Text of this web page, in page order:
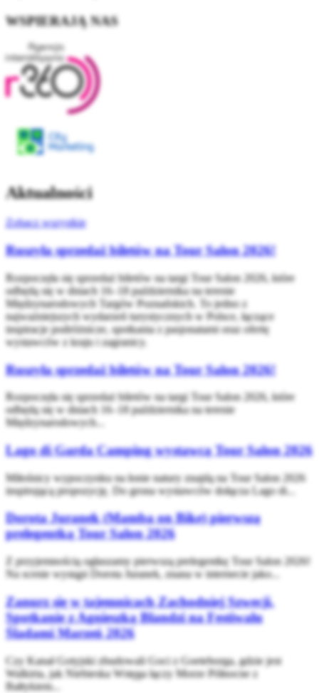
WSPIERAJĄ NAS
Aktualności
Zobacz wszystkie
Ruszyła sprzedaż biletów na Tour Salon 2026!
Rozpoczęła się sprzedaż biletów na targi Tour Salon 2026, które
odbędą się w dniach 16–18 października na terenie
Międzynarodowych Targów Poznańskich. To jedno z
najważniejszych wydarzeń turystycznych w Polsce, łączące
inspiracje podróżnicze, spotkania z pasjonatami oraz ofertę
wystawców z kraju i zagranicy.
Ruszyła sprzedaż biletów na Tour Salon 2026!
Rozpoczęła się sprzedaż biletów na targi Tour Salon 2026, które
odbędą się w dniach 16–18 października na terenie
Międzynarodowych...
Lago di Garda Camping wystawcą Tour Salon 2026
Miłośnicy wypoczynku na łonie natury znajdą na Tour Salon 2026
inspirującą propozycję. Do grona wystawców dołącza Lago di...
Dorota Juranek (Mamba on Bike) pierwszą
prelegentką Tour Salon 2026
Z przyjemnością ogłaszamy pierwszą prelegentkę Tour Salon 2026!
Na scenie wystąpi Dorota Juranek, znana w internecie jako...
Zanurz się w tajemnicach Zachodniej Szwecji.
Spotkanie z Agnieszką Blandzi na Festiwalu
Śladami Marzeń 2026
Czy Kanał Gotyjski zbudowali Goci z Goeteborga, gdzie jest
Walkiria, jak Niebieska Wstęga łączy Morze Północne z
Bałtykiem...